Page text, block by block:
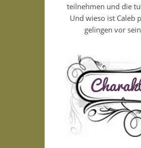
teilnehmen und die
Und wieso ist Caleb
gelingen vor